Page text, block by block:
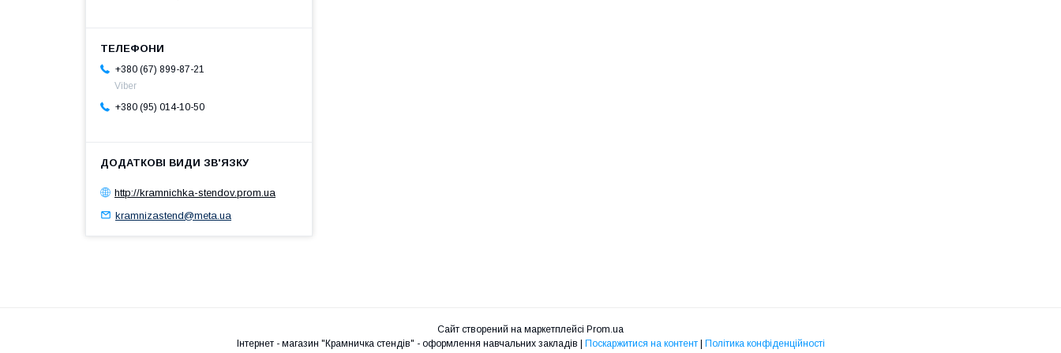
+380 (67) 899-87-21
Viber
+380 (95) 014-10-50
http://kramnichka-stendov.prom.ua
kramnizastend@meta.ua
Сайт створений на маркетплейсі Prom.ua
Поскаржитися на контент Політика конфіденційності